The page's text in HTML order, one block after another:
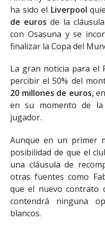
ha sido el Liverpool
de euros de la
con Osasuna y se
finalizar la Copa del
La gran noticia para el
percibir el 50% del
20 millones de euros,
en su momento de
jugador.
Aunque en un primer
posibilidad de que el
una cláusula de
otras fuentes como
que el nuevo contrato
contendrá ninguna
blancos.